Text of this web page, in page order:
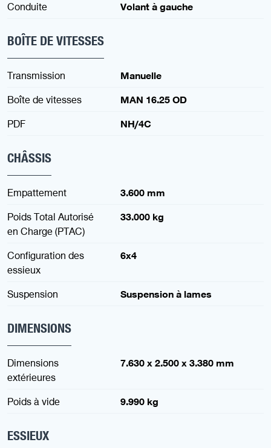
Conduite
Volant à gauche
BOÎTE DE VITESSES
Transmission
Manuelle
Boîte de vitesses
MAN 16.25 OD
PDF
NH/4C
CHÂSSIS
Empattement
3.600 mm
Poids Total Autorisé
en Charge (PTAC)
33.000 kg
Configuration des
essieux
6x4
Suspension Suspension à lames
DIMENSIONS
Dimensions
extérieures
7.630 x 2.500 x 3.380 mm
Poids à vide 9.990 kg
ESSIEUX